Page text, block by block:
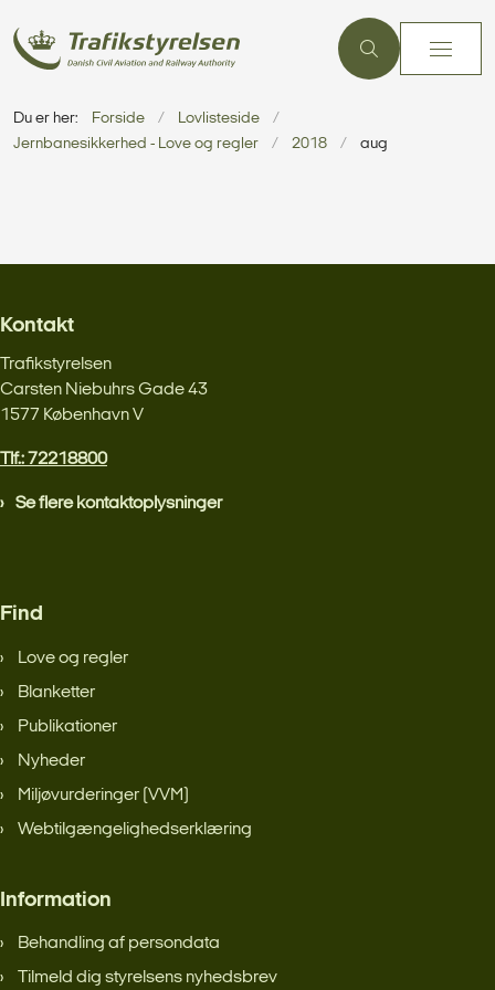
Du er her: Forside
Lovlisteside
Jernbanesikkerhed - Love og regler
2018 aug
Kontakt
Trafikstyrelsen
Carsten Niebuhrs Gade 43
1577 København V
Tlf.: 72218800
Se flere kontaktoplysninger
Find
Love og regler
Blanketter
Publikationer
Nyheder
Miljøvurderinger (VVM)
Webtilgængelighedserklæring
Information
Behandling af persondata
Tilmeld dig styrelsens nyhedsbrev